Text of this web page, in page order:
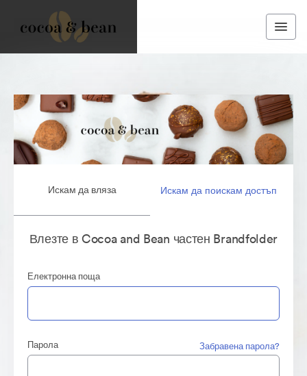
Искам да вляза Искам да поискам достъп
Влезте в Cocoa and Bean частен Brandfolder
Електронна поща
Парола Забравена парола?